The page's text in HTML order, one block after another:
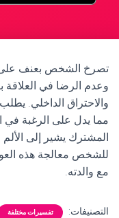
تصرخ الشخص بعنف على
وعدم الرضا في العلاقة
والاحتراق الداخلي.
مما يدل على الرغبة في
المشترك يشير إلى
للشخص معالجة هذه
مع والدته.
التصنيفات: تفسيرات مختلفة